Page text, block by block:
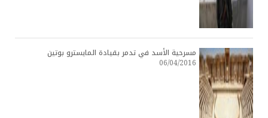
مسرحية الأسد في تدمر بقيادة المايسترو بوتين
06/04/2016